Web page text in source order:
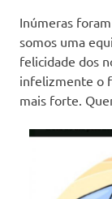
Inúmeras
somos uma
felicidade dos
infelizmente o
mais forte.